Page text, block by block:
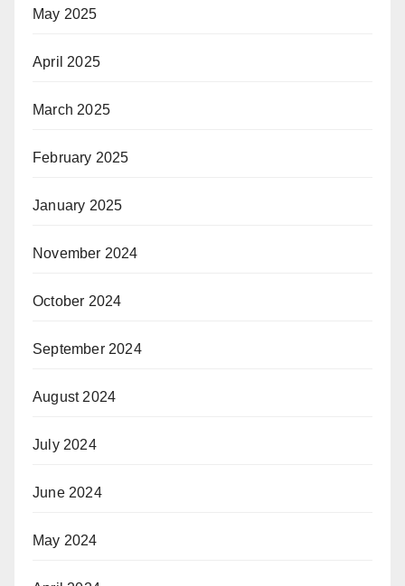
May 2025
April 2025
March 2025
February 2025
January 2025
November 2024
October 2024
September 2024
August 2024
July 2024
June 2024
May 2024